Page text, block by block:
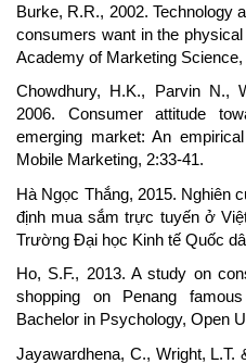
Burke, R.R., 2002. Technology
consumers want in the
Academy of Marketing Science,
Chowdhury, H.K., Parvin N.,
2006. Consumer attitude
emerging market: An
Mobile Marketing, 2:33-41.
Hà Ngọc Thắng, 2015. Nghiên
định mua sắm trực tuyến ở
Trường Đại học Kinh tế Quốc
Ho, S.F., 2013. A study on
shopping on Penang
Bachelor in Psychology, Open
Jayawardhena, C., Wright, L.T.